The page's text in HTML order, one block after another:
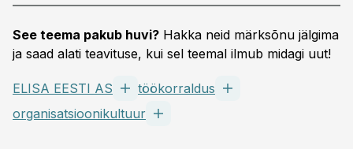
See teema pakub huvi? Hakka neid märksõnu jälgima
ja saad alati teavituse, kui sel teemal ilmub midagi uut!
ELISA EESTI AS
töökorraldus
organisatsioonikultuur